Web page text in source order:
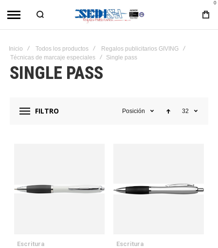
0
Inicio Todos los productos
Regalos publicitarios GIVING
Técnicas de marcaje especiales
Single pass
SINGLE PASS
FILTRO Posición 32
Escritura Escritura